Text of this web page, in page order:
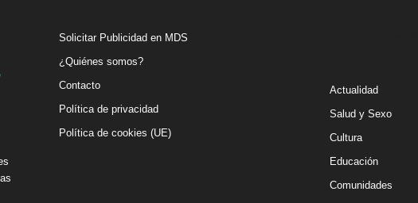
Solicitar Publicidad en MDS
¿Quiénes somos?
Contacto
Política de privacidad
Política de cookies (UE)
Actualidad
Salud y Sexo
Cultura
Educación
Comunidades